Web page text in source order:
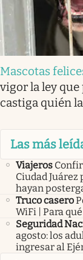
Mascotas
vigor la ley
castiga quién
Las más
Viajeros
Ciudad
hayan
Truco casero
WiFi | Para
Seguridad
agosto: los
ingresar al